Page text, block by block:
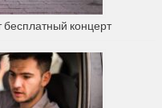
концерт